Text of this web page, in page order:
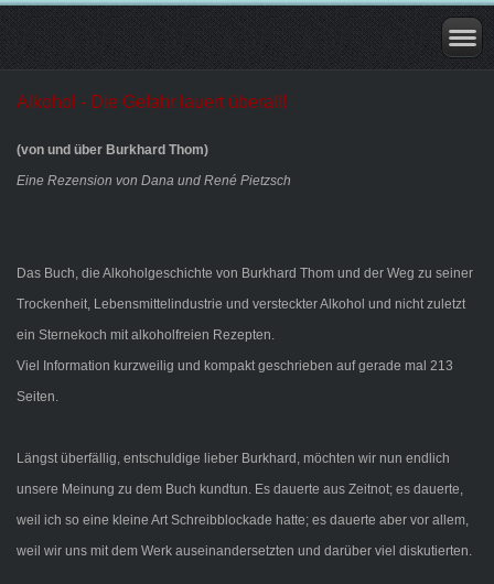
Alkohol - Die Gefahr lauert überall!
(von und über Burkhard Thom)
Eine Rezension von Dana und René Pietzsch
Das Buch, die Alkoholgeschichte von Burkhard Thom und der Weg zu seiner
Trockenheit, Lebensmittelindustrie und versteckter Alkohol und nicht zuletzt
ein Sternekoch mit alkoholfreien Rezepten.
Viel Information kurzweilig und kompakt geschrieben auf gerade mal 213
Seiten.
Längst überfällig, entschuldige lieber Burkhard, möchten wir nun endlich
unsere Meinung zu dem Buch kundtun. Es dauerte aus Zeitnot; es dauerte,
weil ich so eine kleine Art Schreibblockade hatte; es dauerte aber vor allem,
weil wir uns mit dem Werk auseinandersetzten und darüber viel diskutierten.